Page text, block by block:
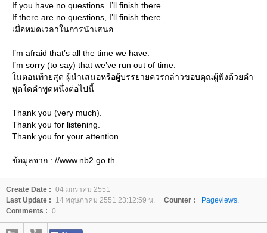
If you have no questions. I’ll finish there.
If there are no questions, I’ll finish there.
เมื่อหมดเวลาในการนำเสนอ
I’m afraid that’s all the time we have.
I’m sorry (to say) that we’ve run out of time.
นตอนท้ายสุด ผู้นำเสนอหรือผู้บรรยายควรกล่าวขอบคุณผู้ฟังด้วยคำ
พูดใดคำพูดหนึ่งต่อไปนี้
Thank you (very much).
Thank you for listening.
Thank you for your attention.
ข้อมูลจาก : //www.nb2.go.th
Create Date : 04 มกราคม 2551
Last Update :
14 พฤษภาคม 2551 23:12:59 น. Counter :
Pageviews.
Comments : 0